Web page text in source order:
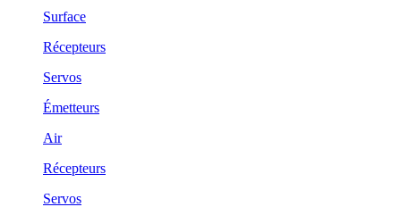
Surface
Récepteurs
Servos
Émetteurs
Air
Récepteurs
Servos